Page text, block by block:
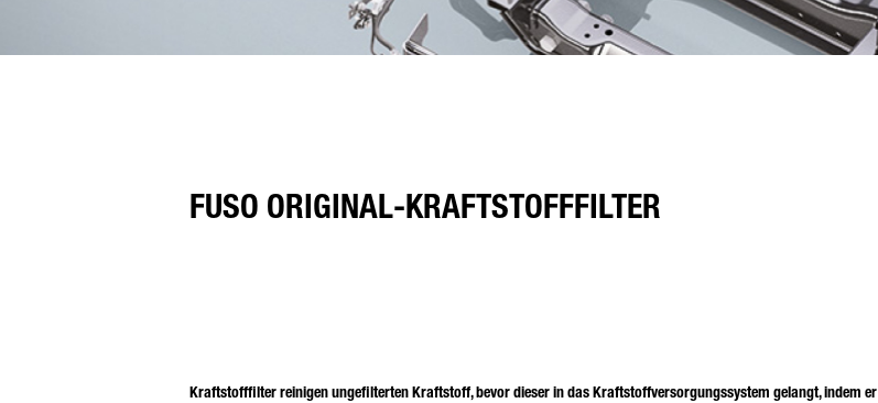
FUSO ORIGINAL-KRAFTSTOFFFILTER
Kraftstofffilter reinigen ungefilterten Kraftstoff, bevor dieser in das Kraftstoffversorgungssystem gelangt, indem er